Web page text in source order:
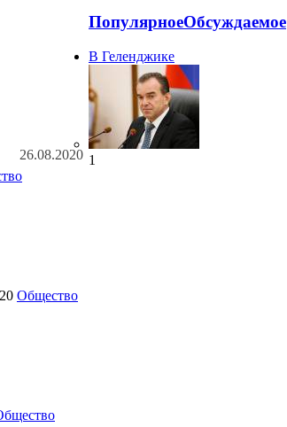
26.08.2020
ПопулярноеОбсуждаемое
В Геленджике
1
Общество